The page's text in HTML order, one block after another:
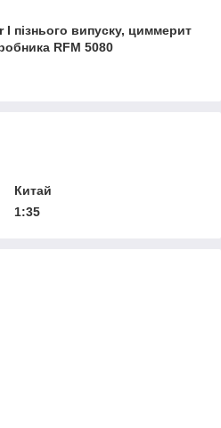
пізнього випуску, циммерит
RFM 5080
Китай
1:35